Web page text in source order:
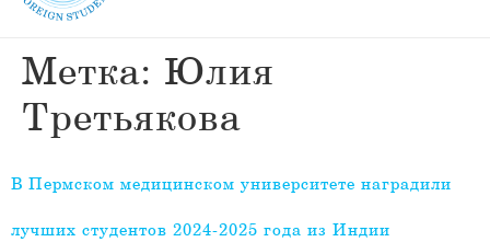
Метка: Юлия
Третьякова
В Пермском медицинском университете наградили
лучших студентов 2024-2025 года из Индии